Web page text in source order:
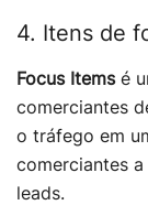
4. Itens de
Focus Itemsé
comerciantes
o tráfego em
comerciantes
leads.